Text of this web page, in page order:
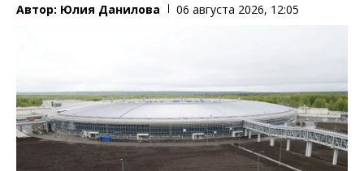
Автор: Юлия Данилова 06 августа 2026, 12:05